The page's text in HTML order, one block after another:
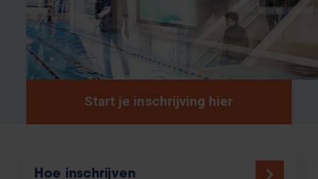
Start je inschrijving hier
Hoe inschrijven